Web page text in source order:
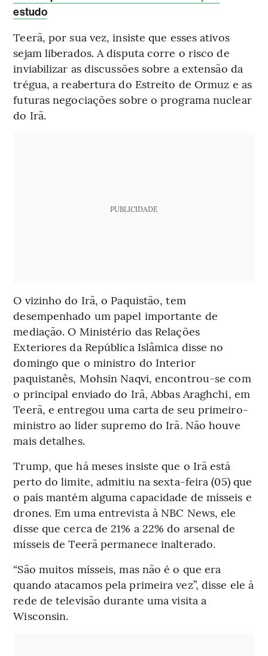
estudo
Teerã, por sua vez, insiste que esses ativos
sejam liberados. A disputa corre o risco de
inviabilizar as discussões sobre a extensão da
trégua, a reabertura do Estreito de Ormuz e as
futuras negociações sobre o programa nuclear
do Irã.
PUBLICIDADE
O vizinho do Irã, o Paquistão, tem
desempenhado um papel importante de
mediação. O Ministério das Relações
Exteriores da República Islâmica disse no
domingo que o ministro do Interior
paquistanês, Mohsin Naqvi, encontrou-se com
o principal enviado do Irã, Abbas Araghchi, em
Teerã, e entregou uma carta de seu primeiro-
ministro ao líder supremo do Irã. Não houve
mais detalhes.
Trump, que há meses insiste que o Irã está
perto do limite, admitiu na sexta-feira (05) que
o país mantém alguma capacidade de mísseis e
drones. Em uma entrevista à NBC News, ele
disse que cerca de 21% a 22% do arsenal de
mísseis de Teerã permanece inalterado.
“São muitos mísseis, mas não é o que era
quando atacamos pela primeira vez”, disse ele à
rede de televisão durante uma visita a
Wisconsin.